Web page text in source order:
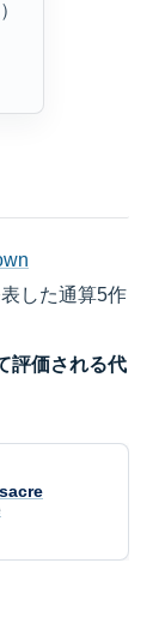
した通算5作
評価される代